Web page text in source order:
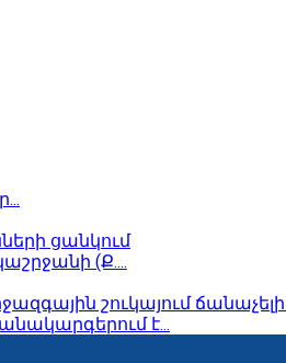
ցանկում
(Ք....
շուկայում
է...